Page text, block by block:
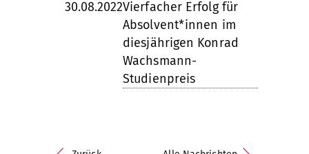
30.08.2022Vierfacher Erfolg für
Absolvent*innen im
diesjährigen Konrad
Wachsmann-
Studienpreis